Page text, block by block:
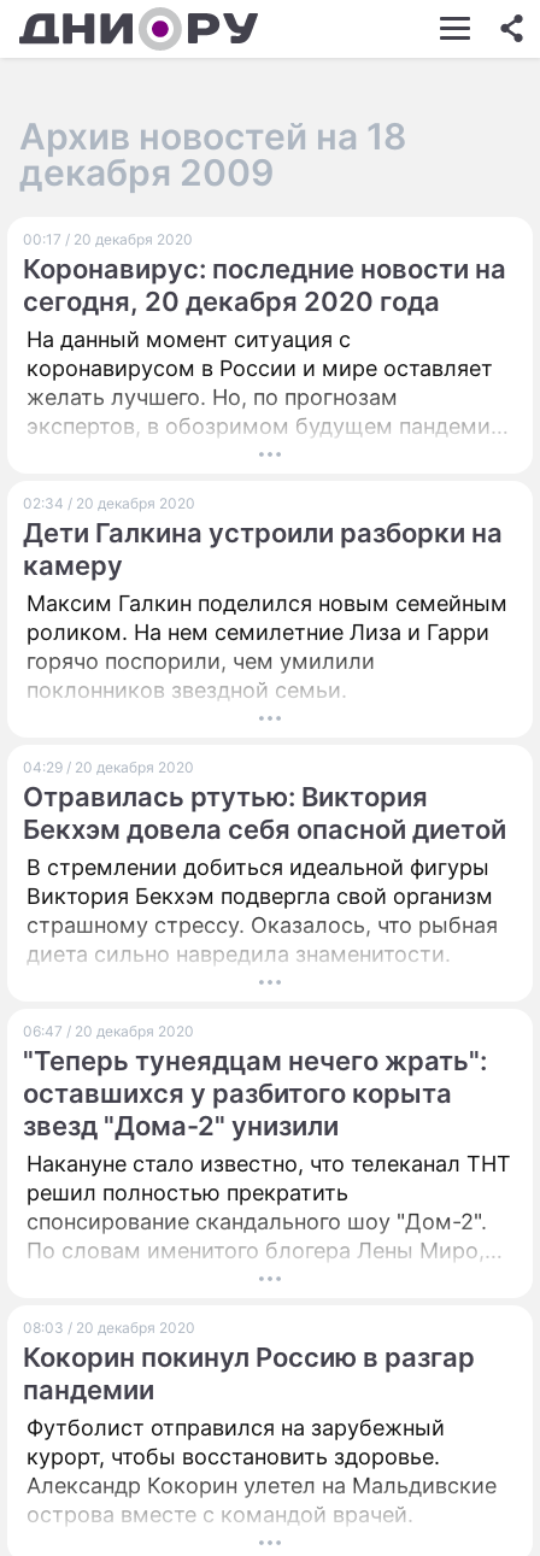
ШОУ-БИЗНЕС
КИНО
ЭКОНОМИКА
ПРОИСШЕСТВИЯ
СОННИК
СТИЛЬ ЖИЗНИ
ИГРЫ
О ПРОЕКТЕ
Архив новостей на 18
декабря 2009
00:17 / 20 декабря 2020
Коронавирус: последние новости на
сегодня, 20 декабря 2020 года
На данный момент ситуация с
коронавирусом в России и мире оставляет
желать лучшего. Но, по прогнозам
экспертов, в обозримом будущем пандемия
02:34 / 20 декабря 2020
Дети Галкина устроили разборки на
камеру
Максим Галкин поделился новым семейным
роликом. На нем семилетние Лиза и Гарри
горячо поспорили, чем умилили
поклонников звездной семьи.
04:29 / 20 декабря 2020
Отравилась ртутью: Виктория
Бекхэм довела себя опасной диетой
В стремлении добиться идеальной фигуры
Виктория Бекхэм подвергла свой организм
страшному стрессу. Оказалось, что рыбная
диета сильно навредила знаменитости.
06:47 / 20 декабря 2020
"Теперь тунеядцам нечего жрать":
оставшихся у разбитого корыта
звезд "Дома-2" унизили
Накануне стало известно, что телеканал ТНТ
решил полностью прекратить
спонсирование скандального шоу "Дом-2".
По словам именитого блогера Лены Миро,
десятки голодных, но ярких провинциалов
08:03 / 20 декабря 2020
Кокорин покинул Россию в разгар
пандемии
Футболист отправился на зарубежный
курорт, чтобы восстановить здоровье.
Александр Кокорин улетел на Мальдивские
острова вместе с командой врачей.